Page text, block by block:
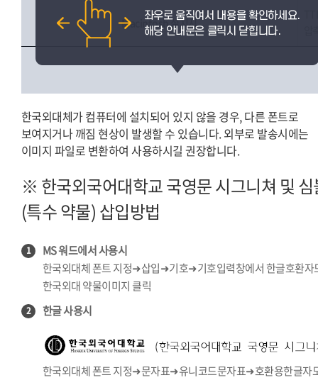
Macintosh 설치시
한국외대체가 컴퓨터에 설치되어 있지 않을 경우, 다른 폰트로
보여지거나 깨짐 현상이 발생할 수 있습니다. 외부로 발송시에는
이미지 파일로 변환하여 사용하시길 권장합니다.
※ 한국외국어대학교 국영문 시그니쳐 및
(특수 약물) 삽입방법
1
MS 워드에서 사용시
한국외대체 폰트 지정➜삽입➜기호➜기호입력창에서 한글호환
한국외대 약물이미지 클릭
2 한글 사용시
한국외대체 폰트 지정➜문자표➜유니코드문자표➜호환용한글